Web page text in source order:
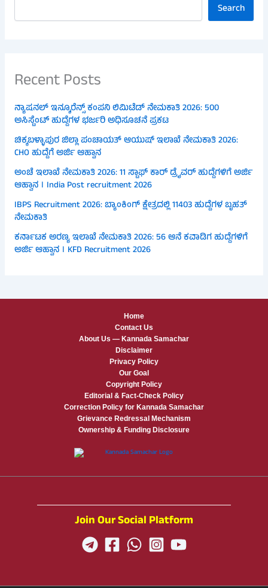
Search
Recent Posts
ನ್ಯಾಷನಲ್ ಇನ್ಶೂರೆನ್ಸ್ ಕಂಪನಿ ಲಿಮಿಟೆಡ್ ನೇಮಕಾತಿ 2026: 500
ಅಸಿಸ್ಟೆಂಟ್ ಹುದ್ದೆಗಳ ಭರ್ಜರಿ ಅಧಿಸೂಚನೆ ಪ್ರಕಟ
ಚಿಕ್ಕಬಳ್ಳಾಪುರ ಜಿಲ್ಲಾ ಪಂಚಾಯತ್ ಆಯುಷ್ ಇಲಾಖೆ ನೇಮಕಾತಿ 2026:
CHO ಹುದ್ದೆಗೆ ಅರ್ಜಿ ಆಹ್ವಾನ
ಅಂಚೆ ಇಲಾಖೆ ನೇಮಕಾತಿ 2026: 11 ಸ್ಟಾಫ್ ಕಾರ್ ಡ್ರೈವರ್ ಹುದ್ದೆಗಳಿಗೆ ಅರ್ಜಿ
ಆಹ್ವಾನ । India Post recruitment 2026
IBPS Recruitment 2026: ಬ್ಯಾಂಕಿಂಗ್ ಕ್ಷೇತ್ರದಲ್ಲಿ 11403 ಹುದ್ದೆಗಳ ಬೃಹತ್
ನೇಮಕಾತಿ
ಕರ್ನಾಟಕ ಅರಣ್ಯ ಇಲಾಖೆ ನೇಮಕಾತಿ 2026: 56 ಆನೆ ಕವಾಡಿಗ ಹುದ್ದೆಗಳಿಗೆ
ಅರ್ಜಿ ಆಹ್ವಾನ । KFD Recruitment 2026
Home
Contact Us
About Us — Kannada Samachar
Disclaimer
Privacy Policy
Our Goal
Copyright Policy
Editorial & Fact-Check Policy
Correction Policy for Kannada Samachar
Grievance Redressal Mechanism
Ownership & Funding Disclosure
Join Our Social Platform